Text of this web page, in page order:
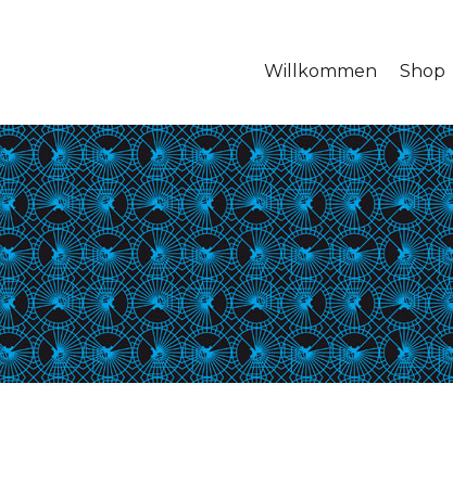
Willkommen Shop